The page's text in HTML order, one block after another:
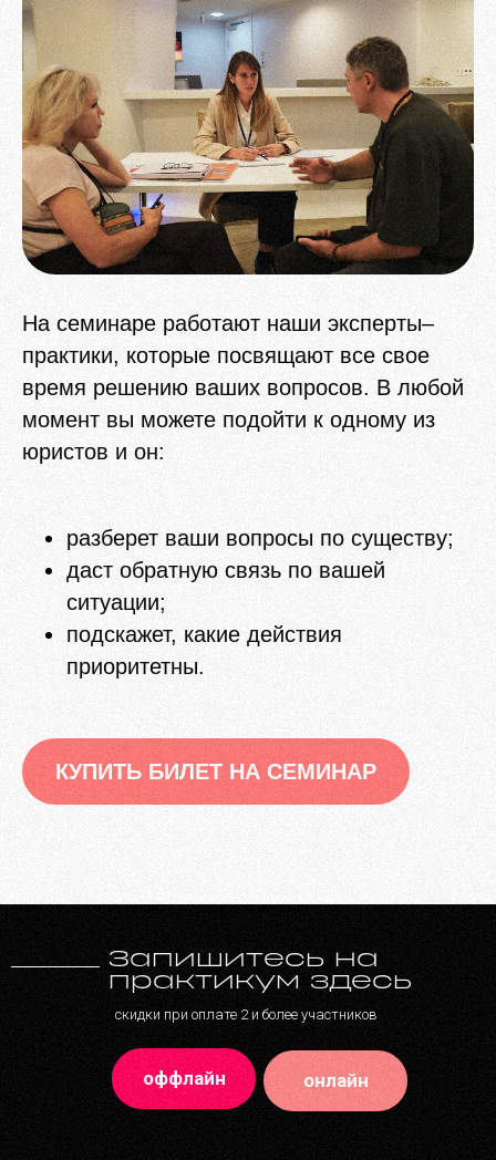
На семинаре работают наши эксперты–
практики, которые посвящают все свое
время решению ваших вопросов. В любой
момент вы можете подойти к одному из
юристов и он:
разберет ваши вопросы по существу;
даст обратную связь по вашей
ситуации;
подскажет, какие действия
приоритетны.
КУПИТЬ БИЛЕТ НА СЕМИНАР
Запишитесь на
практикум здесь
скидки при оплате 2 и более участников
онлайн
оффлайн